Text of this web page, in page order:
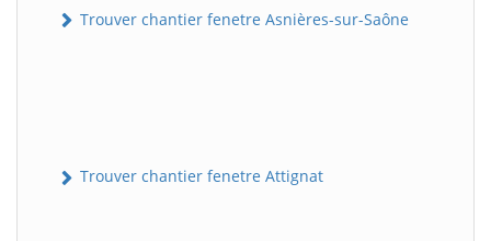
Trouver chantier fenetre Asnières-sur-Saône
Trouver chantier fenetre Attignat